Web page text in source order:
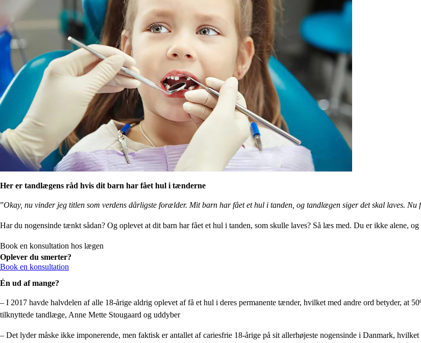
Her er tandlægens råd hvis dit barn har fået hul i tænderne
”Okay, nu vinder jeg titlen som verdens dårligste forælder. Mit barn har fået et hul i tanden, og tandlægen siger det skal laves.
Har du nogensinde tænkt sådan? Og oplevet at dit barn har fået et hul i tanden, som skulle laves? Så læs med. Du er ikke alene,
Book en konsultation hos lægen
Oplever du smerter?
Book en konsultation
Én ud af mange?
– I 2017 havde halvdelen af alle 18-årige aldrig oplevet af få et hul i deres permanente tænder, hvilket med andre ord betyder, at
tilknyttede tandlæge, Anne Mette Stougaard og uddyber
– Det lyder måske ikke imponerende, men faktisk er antallet af cariesfrie 18-årige på sit allerhøjeste nogensinde i Danmark,